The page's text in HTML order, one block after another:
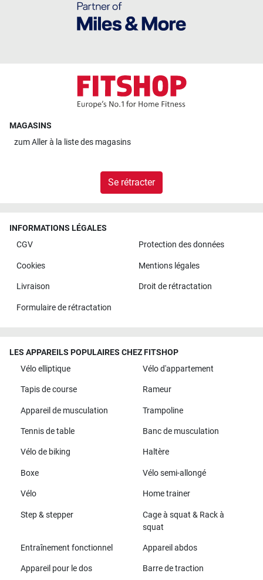
MAGASINS
zumAller à la liste des magasins
Se rétracter
INFORMATIONS LÉGALES
CGV
Protection des données
Cookies Mentions légales
Livraison Droit de rétractation
Formulaire de rétractation
LES APPAREILS POPULAIRES CHEZ FITSHOP
Vélo elliptique
Vélo d'appartement
Tapis de course Rameur
Appareil de musculation Trampoline
Tennis de table Banc de musculation
Vélo de biking Haltère
Boxe Vélo semi-allongé
Vélo Home trainer
Step & stepper
Cage à squat & Rack à
squat
Entraînement fonctionnel Appareil abdos
Appareil pour le dos Barre de traction